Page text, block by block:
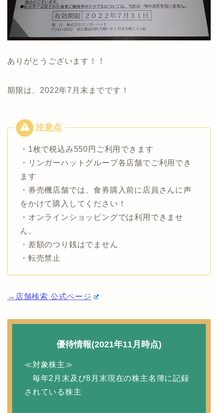
ありがとうございます！！
期限は、2022年7月末までです！
・1枚で税込み550円ご利用できます
・リンガーハットグループ各店舗でご利用でき
ます
・券売機店舗では、食券購入前に店員さんに声
をかけて購入してください！
・オンラインショッピングでは利用できませ
ん。
・差額のつり銭はでません
・転売禁止
→店舗検索 公式ページ
優待情報(2021年11月時点)
≪対象株主≫
毎年2月末及び8月末現在の株主名簿に記録
されている株主